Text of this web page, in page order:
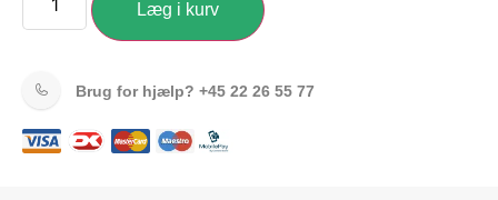
Læg i kurv
Brug for hjælp? +45 22 26 55 77